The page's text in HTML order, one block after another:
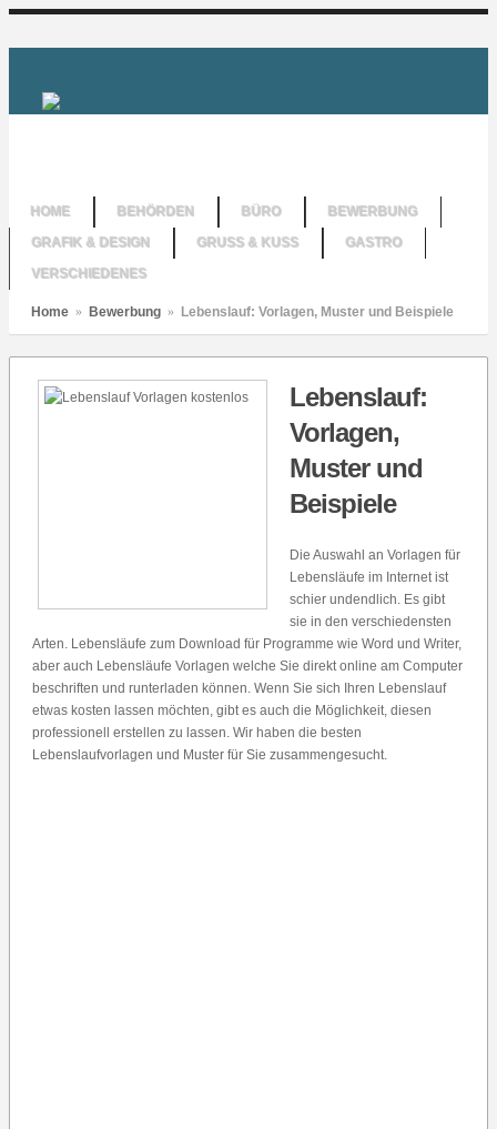
HOME BEHÖRDEN BÜRO
BEWERBUNG
GRAFIK & DESIGN
GRUSS & KUSS
GASTRO
VERSCHIEDENES
Home » Bewerbung » Lebenslauf: Vorlagen, Muster und Beispiele
Lebenslauf:
Vorlagen,
Muster und
Beispiele
Die Auswahl an Vorlagen für
Lebensläufe im Internet ist
schier undendlich. Es gibt
sie in den verschiedensten
Arten. Lebensläufe zum Download für Programme wie Word und Writer,
aber auch Lebensläufe Vorlagen welche Sie direkt online am Computer
beschriften und runterladen können. Wenn Sie sich Ihren Lebenslauf
etwas kosten lassen möchten, gibt es auch die Möglichkeit, diesen
professionell erstellen zu lassen. Wir haben die besten
Lebenslaufvorlagen und Muster für Sie zusammengesucht.